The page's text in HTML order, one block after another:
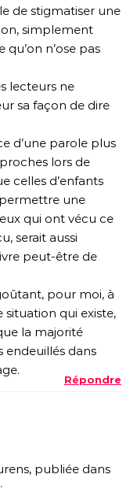
de stigmatiser une
simplement
n’ose pas
lecteurs ne
sa façon de dire
d’une parole plus
lors de
celles d’enfants
une
qui ont vécu ce
serait aussi
peut-être de
pour moi, à
qui existe,
la majorité
endeuillés dans
Répondre
publiée dans